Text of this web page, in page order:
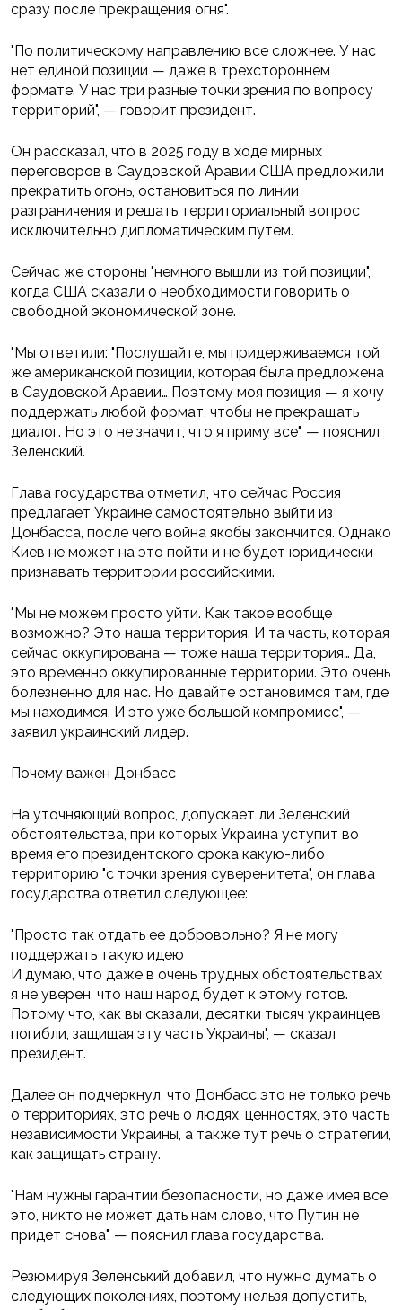
сразу после прекращения огня".
"По политическому направлению все сложнее. У нас
нет единой позиции — даже в трехстороннем
формате. У нас три разные точки зрения по вопросу
территорий", — говорит президент.
Он рассказал, что в 2025 году в ходе мирных
переговоров в Саудовской Аравии США предложили
прекратить огонь, остановиться по линии
разграничения и решать территориальный вопрос
исключительно дипломатическим путем.
Сейчас же стороны "немного вышли из той позиции",
когда США сказали о необходимости говорить о
свободной экономической зоне.
"Мы ответили: "Послушайте, мы придерживаемся той
же американской позиции, которая была предложена
в Саудовской Аравии… Поэтому моя позиция — я хочу
поддержать любой формат, чтобы не прекращать
диалог. Но это не значит, что я приму все", — пояснил
Зеленский.
Глава государства отметил, что сейчас Россия
предлагает Украине самостоятельно выйти из
Донбасса, после чего война якобы закончится. Однако
Киев не может на это пойти и не будет юридически
признавать территории российскими.
"Мы не можем просто уйти. Как такое вообще
возможно? Это наша территория. И та часть, которая
сейчас оккупирована — тоже наша территория… Да,
это временно оккупированные территории. Это очень
болезненно для нас. Но давайте остановимся там, где
мы находимся. И это уже большой компромисс", —
заявил украинский лидер.
Почему важен Донбасс
На уточняющий вопрос, допускает ли Зеленский
обстоятельства, при которых Украина уступит во
время его президентского срока какую-либо
территорию "с точки зрения суверенитета", он глава
государства ответил следующее:
"Просто так отдать ее добровольно? Я не могу
поддержать такую идею
И думаю, что даже в очень трудных обстоятельствах
я не уверен, что наш народ будет к этому готов.
Потому что, как вы сказали, десятки тысяч украинцев
погибли, защищая эту часть Украины", — сказал
президент.
Далее он подчеркнул, что Донбасс это не только речь
о территориях, это речь о людях, ценностях, это часть
независимости Украины, а также тут речь о стратегии,
как защищать страну.
"Нам нужны гарантии безопасности, но даже имея все
это, никто не может дать нам слово, что Путин не
придет снова", — пояснил глава государства.
Резюмируя Зеленський добавил, что нужно думать о
следующих поколениях, поэтому нельзя допустить,